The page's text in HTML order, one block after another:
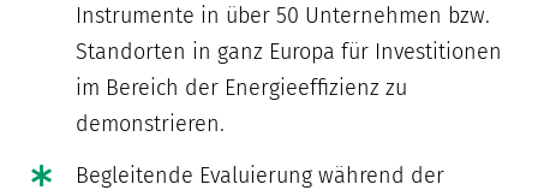
Instrumente in über 50 Unternehmen bzw.
Standorten in ganz Europa für Investitionen
im Bereich der Energieeffizienz zu
demonstrieren.
Begleitende Evaluierung während der